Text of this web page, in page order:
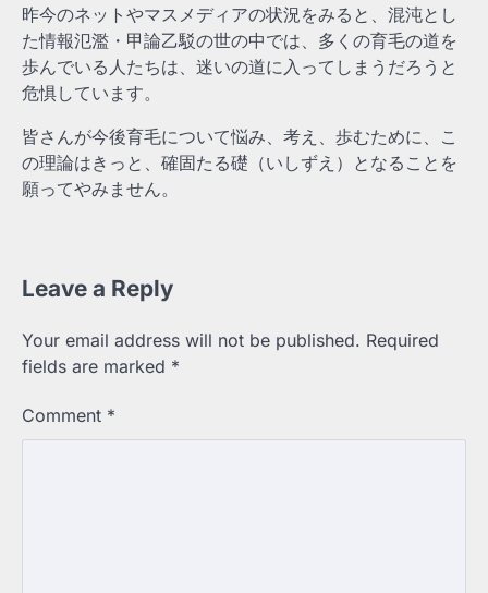
昨今のネットやマスメディアの状況をみると、混沌とし
た情報氾濫・甲論乙駁の世の中では、多くの育毛の道を
歩んでいる人たちは、迷いの道に入ってしまうだろうと
危惧しています。
皆さんが今後育毛について悩み、考え、歩むために、こ
の理論はきっと、確固たる礎（いしずえ）となることを
願ってやみません。
Leave a Reply
Your email address will not be published. Required
fields are marked *
Comment *